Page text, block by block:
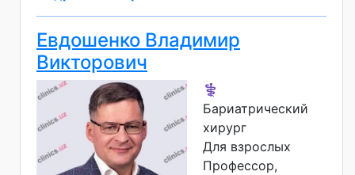
Евдошенко Владимир
Викторович
⚕️
Бариатрический
хирург
Для взрослых
Профессор